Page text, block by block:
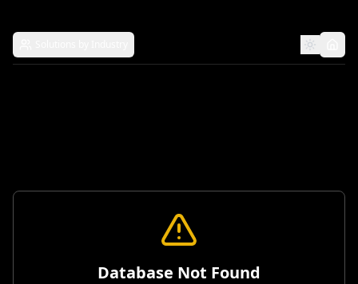
Database Not Found